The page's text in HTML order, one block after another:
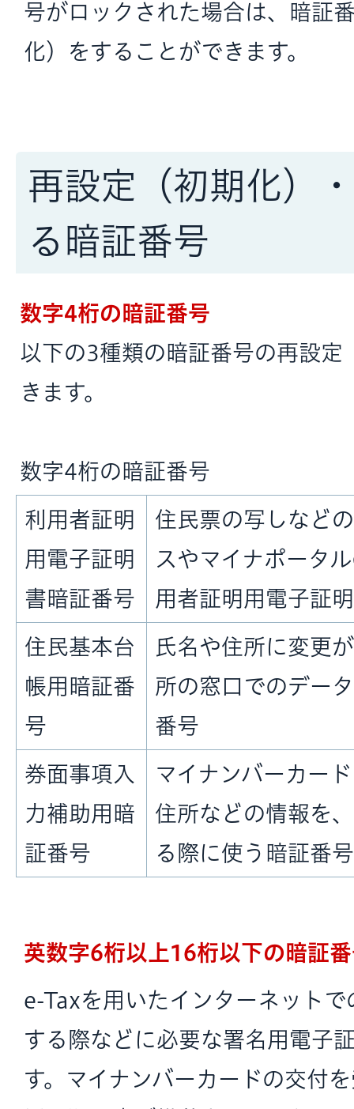
号がロックされた場合は、暗証
化）をすることができます。
再設定（初期化）
る暗証番号
数字4桁の暗証番号
以下の3種類の暗証番号の再設定
きます。
数字4桁の暗証番号
利用者証明
用電子証明
書暗証番号
住民票の写しなど
スやマイナポータ
用者証明用電子証
住民基本台
帳用暗証番
号
氏名や住所に変更
所の窓口でのデー
番号
券面事項入
力補助用暗
証番号
マイナンバーカー
住所などの情報を
る際に使う暗証番号
英数字6桁以上16桁以下の暗証
e-Taxを用いたインターネット
する際などに必要な署名用電子
す。マイナンバーカードの交付